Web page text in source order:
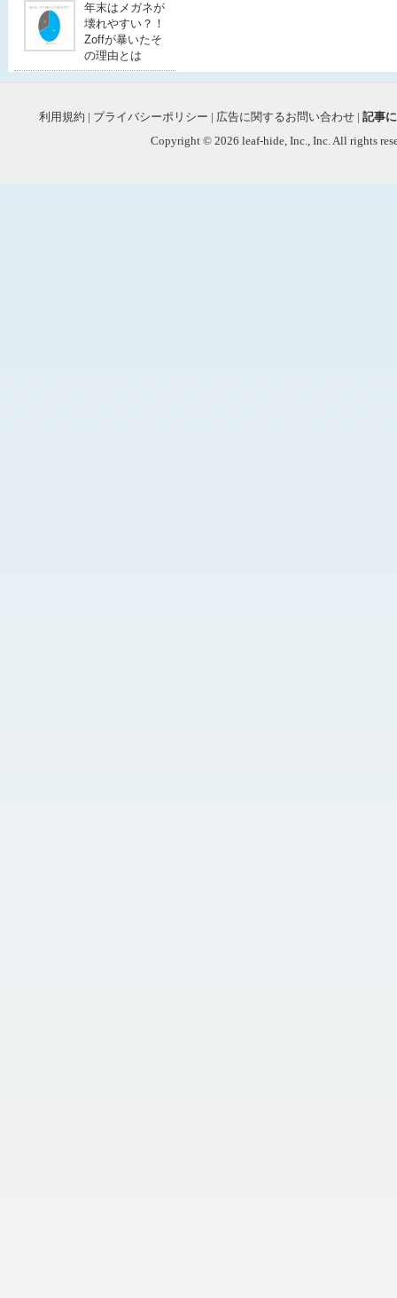
年末はメガネが
壊れやすい？！
Zoffが暴いたそ
の理由とは
利用規約 | プライバシーポリシー | 広告に関するお問い合わせ | 記事
Copyright © 2026 leaf-hide, Inc., Inc. All rights